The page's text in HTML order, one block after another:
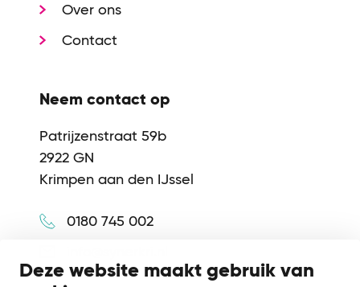
Deze website maakt gebruik van
Over ons
Contact
Neem contact op
Patrijzenstraat 59b
2922 GN
Krimpen aan den IJssel
0180 745 002